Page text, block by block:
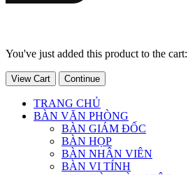
You've just added this product to the cart:
View Cart Continue
TRANG CHỦ
BÀN VĂN PHÒNG
BÀN GIÁM ĐỐC
BÀN HỌP
BÀN NHÂN VIÊN
BÀN VI TÍNH